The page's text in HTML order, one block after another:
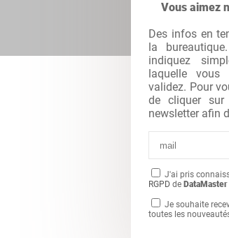
Vous aimez
Des infos en
la
indiquez
laquelle vous
validez. Pour
de cliquer
newsletter afin
J'ai pris
RGPD de DataMaster
Je souhaite
toutes les